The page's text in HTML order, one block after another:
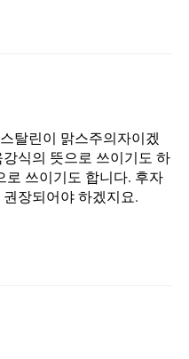
탈린이 맑스주의자이겠
식의 뜻으로 쓰이기도 하
로 쓰이기도 합니다. 후자
장되어야 하겠지요.